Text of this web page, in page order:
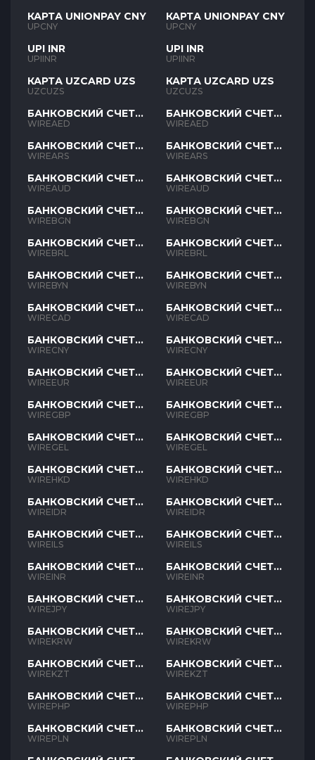
КАРТА UNIONPAY CNY
UPCNY
UPI INR
UPIINR
КАРТА UZCARD UZS
UZCUZS
БАНКОВСКИЙ СЧЕТ
AED
WIREAED
БАНКОВСКИЙ СЧЕТ
ARS
WIREARS
БАНКОВСКИЙ СЧЕТ
AUD
WIREAUD
БАНКОВСКИЙ СЧЕТ
BGN
WIREBGN
БАНКОВСКИЙ СЧЕТ
BRL
WIREBRL
БАНКОВСКИЙ СЧЕТ
BYN
WIREBYN
БАНКОВСКИЙ СЧЕТ
CAD
WIRECAD
БАНКОВСКИЙ СЧЕТ
CNY
WIRECNY
БАНКОВСКИЙ СЧЕТ
EUR
WIREEUR
БАНКОВСКИЙ СЧЕТ
GBP
WIREGBP
БАНКОВСКИЙ СЧЕТ
GEL
WIREGEL
БАНКОВСКИЙ СЧЕТ
HKD
WIREHKD
БАНКОВСКИЙ СЧЕТ
IDR
WIREIDR
БАНКОВСКИЙ СЧЕТ
ILS
WIREILS
БАНКОВСКИЙ СЧЕТ
INR
WIREINR
БАНКОВСКИЙ СЧЕТ
JPY
WIREJPY
БАНКОВСКИЙ СЧЕТ
KRW
WIREKRW
БАНКОВСКИЙ СЧЕТ
KZT
WIREKZT
БАНКОВСКИЙ СЧЕТ
PHP
WIREPHP
БАНКОВСКИЙ СЧЕТ
PLN
WIREPLN
КАРТА UNIONPAY CNY
UPCNY
UPI INR
UPIINR
КАРТА UZCARD UZS
UZCUZS
БАНКОВСКИЙ СЧЕТ
AED
WIREAED
БАНКОВСКИЙ СЧЕТ
ARS
WIREARS
БАНКОВСКИЙ СЧЕТ
AUD
WIREAUD
БАНКОВСКИЙ СЧЕТ
BGN
WIREBGN
БАНКОВСКИЙ СЧЕТ
BRL
WIREBRL
БАНКОВСКИЙ СЧЕТ
BYN
WIREBYN
БАНКОВСКИЙ СЧЕТ
CAD
WIRECAD
БАНКОВСКИЙ СЧЕТ
CNY
WIRECNY
БАНКОВСКИЙ СЧЕТ
EUR
WIREEUR
БАНКОВСКИЙ СЧЕТ
GBP
WIREGBP
БАНКОВСКИЙ СЧЕТ
GEL
WIREGEL
БАНКОВСКИЙ СЧЕТ
HKD
WIREHKD
БАНКОВСКИЙ СЧЕТ
IDR
WIREIDR
БАНКОВСКИЙ СЧЕТ
ILS
WIREILS
БАНКОВСКИЙ СЧЕТ
INR
WIREINR
БАНКОВСКИЙ СЧЕТ
JPY
WIREJPY
БАНКОВСКИЙ СЧЕТ
KRW
WIREKRW
БАНКОВСКИЙ СЧЕТ
KZT
WIREKZT
БАНКОВСКИЙ СЧЕТ
PHP
WIREPHP
БАНКОВСКИЙ СЧЕТ
PLN
WIREPLN